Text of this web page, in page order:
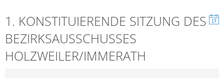
1. KONSTITUIERENDE SITZUNG DES
BEZIRKSAUSSCHUSSES
HOLZWEILER/IMMERATH